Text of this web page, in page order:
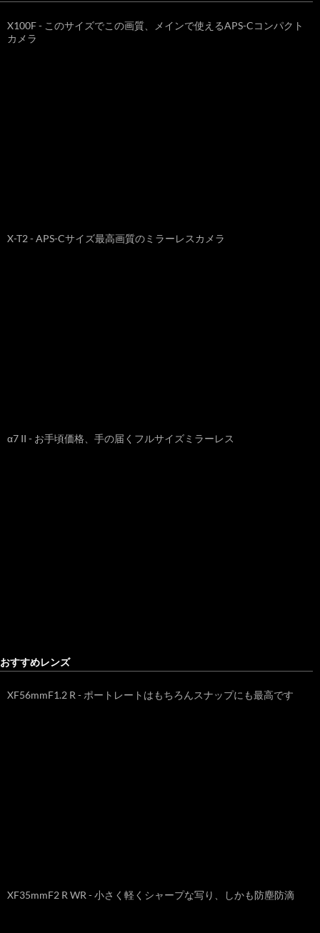
X100F - このサイズでこの画質、メインで使えるAPS-Cコンパクト
カメラ
X-T2 - APS-Cサイズ最高画質のミラーレスカメラ
α7 II - お手頃価格、手の届くフルサイズミラーレス
おすすめレンズ
XF56mmF1.2 R - ポートレートはもちろんスナップにも最高です
XF35mmF2 R WR - 小さく軽くシャープな写り、しかも防塵防滴